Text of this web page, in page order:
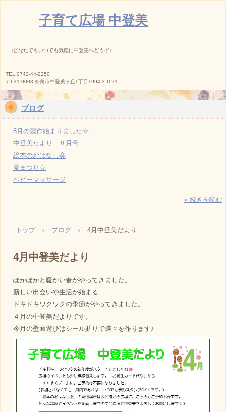
子育て広場 中登美
♪どなたでもいつでも気軽に中登美へどうぞ♪
TEL.0742-44-2250
〒631-0003 奈良市中登美ヶ丘1丁目1994-3 Ｄ21
ブログ
8月の製作始まりました☆
中登美たより ８月号
絵本のおはなし会
夏まつり☆
ベビーマッサージ
» 続きを読む
トップ › ブログ › 4月中登美だより
4月中登美だより
ぽかぽかと暖かい春がやってきました。
新しい出会いや生活が始まる
ドキドキワクワクの季節がやってきました。
４月の中登美だよりです。
今月の壁面遊びはシール貼りで蝶々を作ります♪